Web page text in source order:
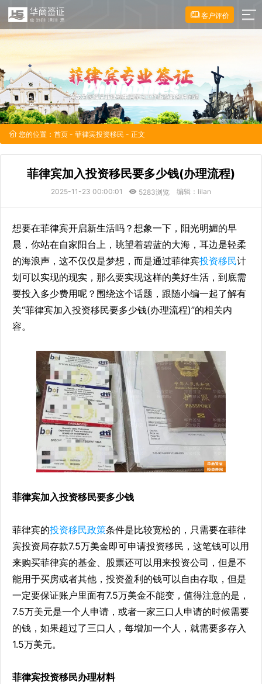
客户评价
您的位置： 首页 - 菲律宾投资移民 - 正文
菲律宾加入投资移民要多少钱(办理流程)
2025-11-23 00:00:01 5283浏览 编辑：lilan
想要在菲律宾开启新生活吗？想象一下，阳光明媚的早
晨，你站在自家阳台上，眺望着碧蓝的大海，耳边是轻柔
的海浪声，这不仅仅是梦想，而是通过菲律宾投资移民计
划可以实现的现实，那么要实现这样的美好生活，到底需
要投入多少费用呢？围绕这个话题，跟随小编一起了解有
关“菲律宾加入投资移民要多少钱(办理流程)”的相关内
容。
菲律宾加入投资移民要多少钱
菲律宾的投资移民政策条件是比较宽松的，只需要在菲律
宾投资局存款7.5万美金即可申请投资移民，这笔钱可以用
来购买菲律宾的基金、股票还可以用来投资公司，但是不
能用于买房或者其他，投资盈利的钱可以自由存取，但是
一定要保证账户里面有7.5万美金不能变，值得注意的是，
7.5万美元是一个人申请，或者一家三口人申请的时候需要
的钱，如果超过了三口人，每增加一个人，就需要多存入
1.5万美元。
菲律宾投资移民办理材料